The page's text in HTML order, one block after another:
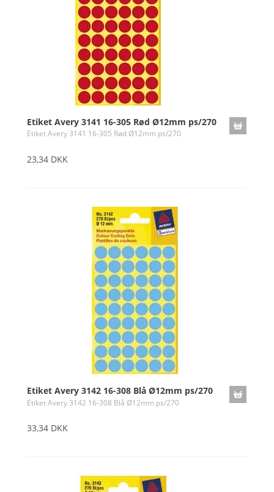
Etiket Avery 3141 16-305 Rød Ø12mm ps/270
Etiket Avery 3141 16-305 Rød Ø12mm ps/270
23,34 DKK
Etiket Avery 3142 16-308 Blå Ø12mm ps/270
Etiket Avery 3142 16-308 Blå Ø12mm ps/270
33,34 DKK